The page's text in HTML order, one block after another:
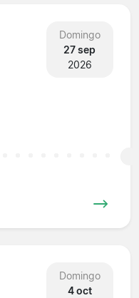
Domingo
27 sep
2026
Domingo
4 oct